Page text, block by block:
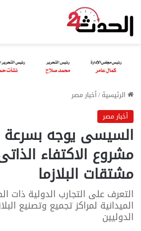
الرئيسية/أخبار مصر
أخبار مصر
السيسى يوجه بسرعة
مشروع الاكتفاء
مشتقات البلازما
التعرف على التجارب الدولية ذات
الميدانية لمراكز تجميع وتصنيع
الدوليين